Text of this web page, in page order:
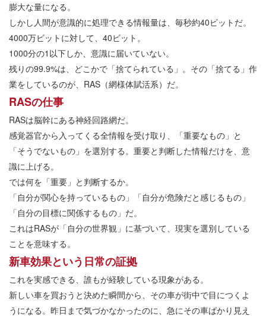
膨大な量になる。
しかし人間が意識的に処理できる情報量は、毎秒約40ビットだ。
4000万ビットに対して、40ビット。
1000分の1以下しか、意識に届いていない。
残りの99.9%は、どこかで「捨てられている」。その「捨てる」作
業をしているのが、RAS（網様体賦活系）だ。
RASの仕事
RASは脳幹にある神経回路網だ。
感覚器官から入ってくる全情報を受け取り、「重要なもの」と
「そうでないもの」を選別する。重要と判断した情報だけを、意
識に上げる。
では何を「重要」と判断するか。
「自分が関心を持っているもの」「自分が危険だと感じるもの」
「自分の目標に関係するもの」だ。
これはRASが「自分の世界観」に基づいて、現実を選別している
ことを意味する。
新車効果という日常の証拠
これを実感できる、誰もが経験している現象がある。
新しい車を買おうと決めた瞬間から、その車が街中で目につくよ
うになる。昨日まで気づかなかったのに、急にその車ばかり見え